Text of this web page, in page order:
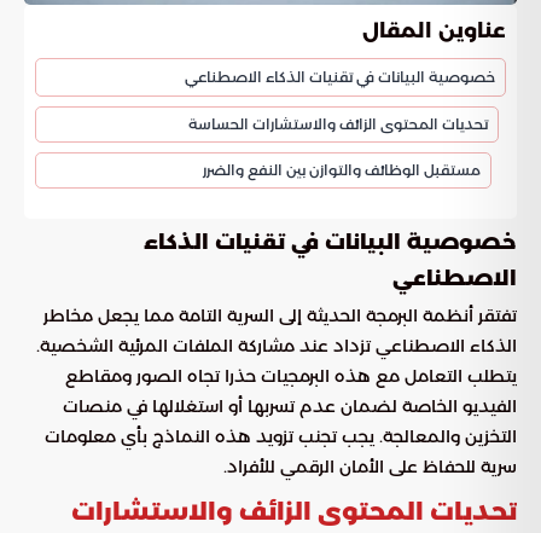
عناوين المقال
خصوصية البيانات في تقنيات الذكاء الاصطناعي
تحديات المحتوى الزائف والاستشارات الحساسة
مستقبل الوظائف والتوازن بين النفع والضرر
خصوصية البيانات في تقنيات الذكاء
الاصطناعي
تفتقر أنظمة البرمجة الحديثة إلى السرية التامة مما يجعل مخاطر
الذكاء الاصطناعي تزداد عند مشاركة الملفات المرئية الشخصية.
يتطلب التعامل مع هذه البرمجيات حذرا تجاه الصور ومقاطع
الفيديو الخاصة لضمان عدم تسربها أو استغلالها في منصات
التخزين والمعالجة. يجب تجنب تزويد هذه النماذج بأي معلومات
سرية للحفاظ على الأمان الرقمي للأفراد.
تحديات المحتوى الزائف والاستشارات